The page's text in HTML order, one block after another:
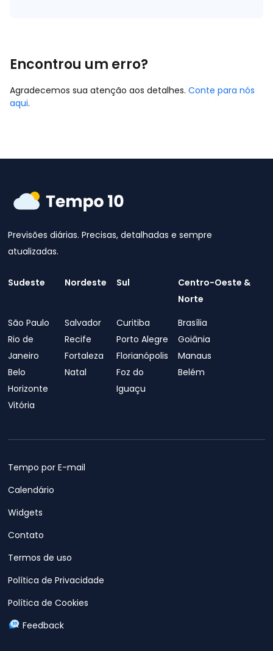
Encontrou um erro?
Agradecemos sua atenção aos detalhes. Conte para nós
aqui.
Previsões diárias. Precisas, detalhadas e sempre
atualizadas.
Sudeste
São Paulo
Rio de
Janeiro
Belo
Horizonte
Vitória
Nordeste
Salvador
Recife
Fortaleza
Natal
Sul
Curitiba
Porto Alegre
Florianópolis
Foz do
Iguaçu
Centro-Oeste &
Norte
Brasília
Goiânia
Manaus
Belém
Tempo por E-mail
Calendário
Widgets
Contato
Termos de uso
Política de Privacidade
Política de Cookies
Feedback